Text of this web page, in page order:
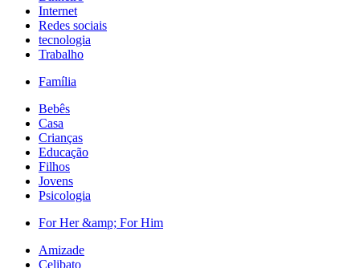
Internet
Redes sociais
tecnologia
Trabalho
Família
Bebês
Casa
Crianças
Educação
Filhos
Jovens
Psicologia
For Her &amp; For Him
Amizade
Celibato